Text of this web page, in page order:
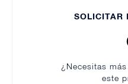
SOLICITAR
¿Necesitas
este